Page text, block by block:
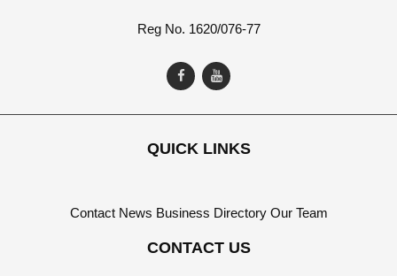
Reg No. 1620/076-77
QUICK LINKS
Contact News Business Directory Our Team
CONTACT US